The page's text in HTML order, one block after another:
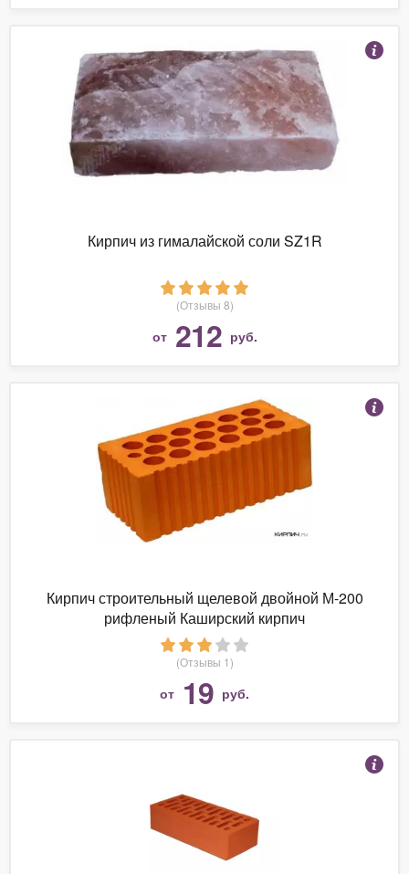
Кирпич из гималайской соли SZ1R
(Отзывы 8)
от 212 руб.
Кирпич строительный щелевой двойной М-200
рифленый Каширский кирпич
(Отзывы 1)
от 19 руб.